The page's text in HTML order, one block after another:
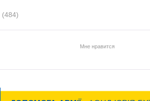
(484)
Мне нравится